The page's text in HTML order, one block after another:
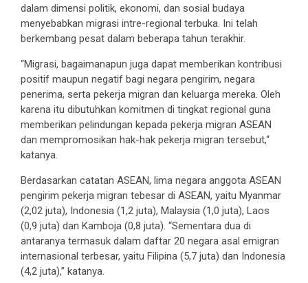
dalam dimensi politik, ekonomi, dan sosial budaya
menyebabkan migrasi intre-regional terbuka. Ini telah
berkembang pesat dalam beberapa tahun terakhir.
“Migrasi, bagaimanapun juga dapat memberikan kontribusi
positif maupun negatif bagi negara pengirim, negara
penerima, serta pekerja migran dan keluarga mereka. Oleh
karena itu dibutuhkan komitmen di tingkat regional guna
memberikan pelindungan kepada pekerja migran ASEAN
dan mempromosikan hak-hak pekerja migran tersebut,“
katanya.
Berdasarkan catatan ASEAN, lima negara anggota ASEAN
pengirim pekerja migran tebesar di ASEAN, yaitu Myanmar
(2,02 juta), Indonesia (1,2 juta), Malaysia (1,0 juta), Laos
(0,9 juta) dan Kamboja (0,8 juta). “Sementara dua di
antaranya termasuk dalam daftar 20 negara asal emigran
internasional terbesar, yaitu Filipina (5,7 juta) dan Indonesia
(4,2 juta),” katanya.